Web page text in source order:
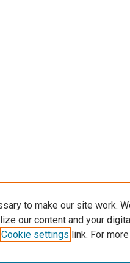
to make our site work.
our content and your
Cookie settings link. For